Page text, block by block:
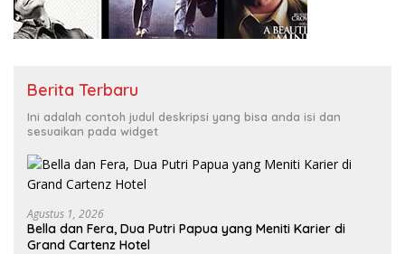
Berita Terbaru
Ini adalah contoh judul deskripsi yang bisa anda isi dan
sesuaikan pada widget
Agustus 1, 2026
Bella dan Fera, Dua Putri Papua yang Meniti Karier di
Grand Cartenz Hotel